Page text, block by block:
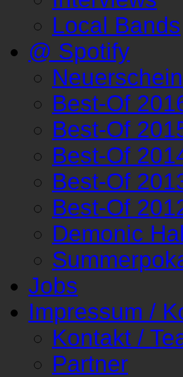
Local Bands
@ Spotify
Best-Of
Best-Of
Best-Of
Best-Of
Best-Of
Demonic
Jobs
Impressum /
Kontakt /
Partner